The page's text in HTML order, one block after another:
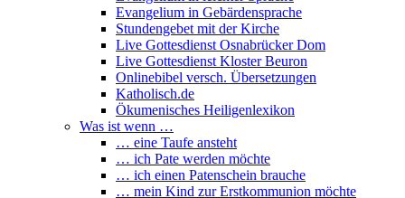
Evangelium in Gebärdensprache
Stundengebet mit der Kirche
Live Gottesdienst Osnabrücker Dom
Live Gottesdienst Kloster Beuron
Onlinebibel versch. Übersetzungen
Katholisch.de
Ökumenisches Heiligenlexikon
Was ist wenn …
… eine Taufe ansteht
… ich Pate werden möchte
… ich einen Patenschein brauche
… mein Kind zur Erstkommunion möchte